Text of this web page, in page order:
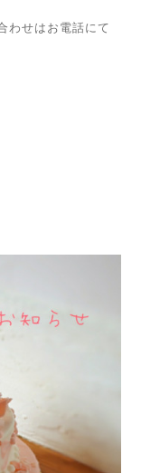
わせはお電話にて